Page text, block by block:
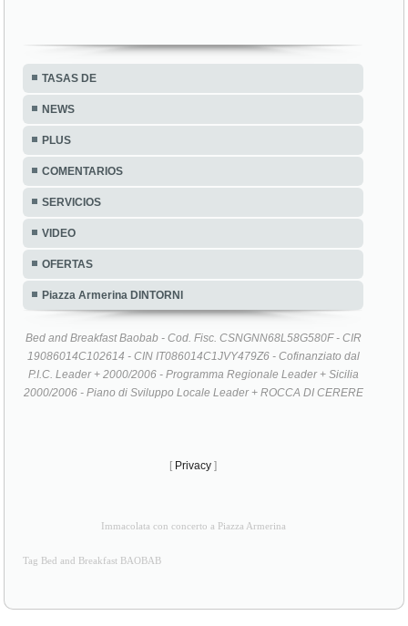
TASAS DE
NEWS
PLUS
COMENTARIOS
SERVICIOS
VIDEO
OFERTAS
Piazza Armerina DINTORNI
Bed and Breakfast Baobab - Cod. Fisc. CSNGNN68L58G580F - CIR
19086014C102614 - CIN IT086014C1JVY479Z6 - Cofinanziato dal
P.I.C. Leader + 2000/2006 - Programma Regionale Leader + Sicilia
2000/2006 - Piano di Sviluppo Locale Leader + ROCCA DI CERERE
[ Privacy ]
Immacolata con concerto a Piazza Armerina
Tag Bed and Breakfast BAOBAB